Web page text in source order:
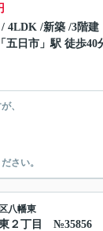
/ 4LDK /新築 /3階建
「 五日市 」駅 徒歩40
、
さい。
八幡東
２丁目 №35856